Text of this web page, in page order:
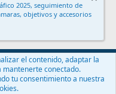
de privacidad
Ayuda
2025, seguimiento de
objetivos y accesorios
el contenido, adaptar la
mantenerte conectado.
tu consentimiento a nuestra